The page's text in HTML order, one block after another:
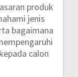
produk
jenis
bagaimana
calon